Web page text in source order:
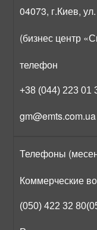
04073, г.Киев,
(бизнес центр
телефон
+38 (044) 223 01
gm@emts.com.ua
Телефоны
Коммерческие
(050) 422 32 80